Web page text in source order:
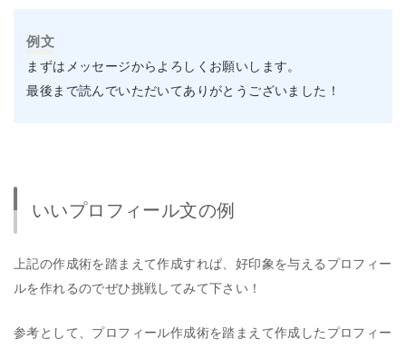
例文
まずはメッセージからよろしくお願いします。
最後まで読んでいただいてありがとうございました！
いいプロフィール文の例
上記の作成術を踏まえて作成すれば、好印象を与えるプロフィー
ルを作れるのでぜひ挑戦してみて下さい！
参考として、プロフィール作成術を踏まえて作成したプロフィー